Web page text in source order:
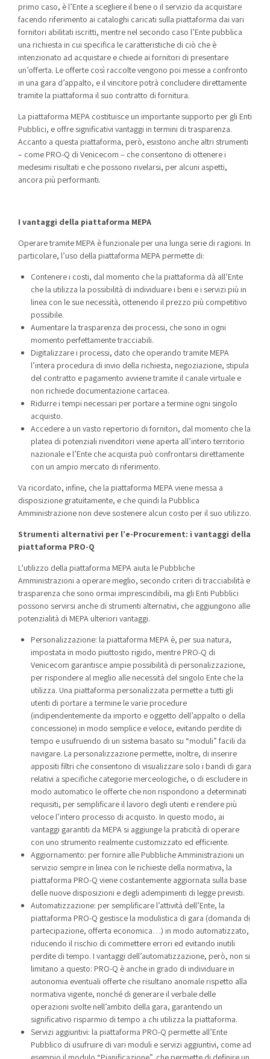
primo caso, è l’Ente a scegliere il bene o il servizio da acquistare
facendo riferimento ai cataloghi caricati sulla piattaforma dai vari
fornitori abilitati iscritti, mentre nel secondo caso l’Ente pubblica
una richiesta in cui specifica le caratteristiche di ciò che è
intenzionato ad acquistare e chiede ai fornitori di presentare
un’offerta. Le offerte così raccolte vengono poi messe a confronto
in una gara d’appalto, e il vincitore potrà concludere direttamente
tramite la piattaforma il suo contratto di fornitura.
La piattaforma MEPA costituisce un importante supporto per gli Enti
Pubblici, e offre significativi vantaggi in termini di trasparenza.
Accanto a questa piattaforma, però, esistono anche altri strumenti
– come PRO-Q di Venicecom – che consentono di ottenere i
medesimi risultati e che possono rivelarsi, per alcuni aspetti,
ancora più performanti.
I vantaggi della piattaforma MEPA
Operare tramite MEPA è funzionale per una lunga serie di ragioni. In
particolare, l’uso della piattaforma MEPA permette di:
Contenere i costi, dal momento che la piattaforma dà all’Ente
che la utilizza la possibilità di individuare i beni e i servizi più in
linea con le sue necessità, ottenendo il prezzo più competitivo
possibile.
Aumentare la trasparenza dei processi, che sono in ogni
momento perfettamente tracciabili.
Digitalizzare i processi, dato che operando tramite MEPA
l’intera procedura di invio della richiesta, negoziazione, stipula
del contratto e pagamento avviene tramite il canale virtuale e
non richiede documentazione cartacea.
Ridurre i tempi necessari per portare a termine ogni singolo
acquisto.
Accedere a un vasto repertorio di fornitori, dal momento che la
platea di potenziali rivenditori viene aperta all’intero territorio
nazionale e l’Ente che acquista può confrontarsi direttamente
con un ampio mercato di riferimento.
Va ricordato, infine, che la piattaforma MEPA viene messa a
disposizione gratuitamente, e che quindi la Pubblica
Amministrazione non deve sostenere alcun costo per il suo utilizzo.
Strumenti alternativi per l’e-Procurement: i vantaggi della
piattaforma PRO-Q
L’utilizzo della piattaforma MEPA aiuta le Pubbliche
Amministrazioni a operare meglio, secondo criteri di tracciabilità e
trasparenza che sono ormai imprescindibili, ma gli Enti Pubblici
possono servirsi anche di strumenti alternativi, che aggiungono alle
potenzialità di MEPA ulteriori vantaggi.
Personalizzazione: la piattaforma MEPA è, per sua natura,
impostata in modo piuttosto rigido, mentre PRO-Q di
Venicecom garantisce ampie possibilità di personalizzazione,
per rispondere al meglio alle necessità del singolo Ente che la
utilizza. Una piattaforma personalizzata permette a tutti gli
utenti di portare a termine le varie procedure
(indipendentemente da importo e oggetto dell’appalto o della
concessione) in modo semplice e veloce, evitando perdite di
tempo e usufruendo di un sistema basato su “moduli” facili da
navigare. La personalizzazione permette, inoltre, di inserire
appositi filtri che consentono di visualizzare solo i bandi di gara
relativi a specifiche categorie merceologiche, o di escludere in
modo automatico le offerte che non rispondono a determinati
requisiti, per semplificare il lavoro degli utenti e rendere più
veloce l’intero processo di acquisto. In questo modo, ai
vantaggi garantiti da MEPA si aggiunge la praticità di operare
con uno strumento realmente customizzato ed efficiente.
Aggiornamento: per fornire alle Pubbliche Amministrazioni un
servizio sempre in linea con le richieste della normativa, la
piattaforma PRO-Q viene costantemente aggiornata sulla base
delle nuove disposizioni e degli adempimenti di legge previsti.
Automatizzazione: per semplificare l’attività dell’Ente, la
piattaforma PRO-Q gestisce la modulistica di gara (domanda di
partecipazione, offerta economica…) in modo automatizzato,
riducendo il rischio di commettere errori ed evitando inutili
perdite di tempo. I vantaggi dell’automatizzazione, però, non si
limitano a questo: PRO-Q è anche in grado di individuare in
autonomia eventuali offerte che risultano anomale rispetto alla
normativa vigente, nonché di generare il verbale delle
operazioni svolte nell’ambito della gara, garantendo un
significativo risparmio di tempo a chi utilizza la piattaforma.
Servizi aggiuntivi: la piattaforma PRO-Q permette all’Ente
Pubblico di usufruire di vari moduli e servizi aggiuntivi, come ad